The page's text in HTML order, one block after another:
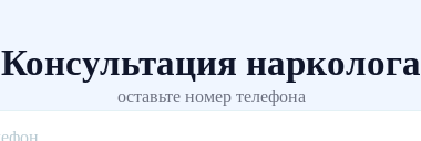
Консультация нарколога
оставьте номер телефона